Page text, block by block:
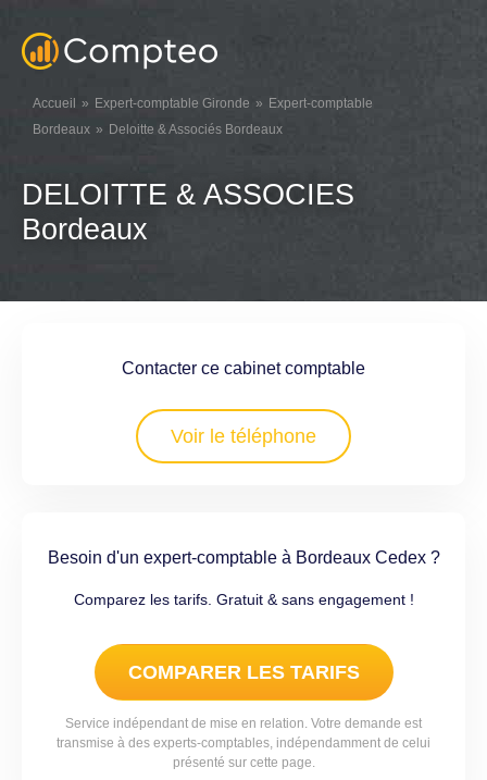
Accueil Expert-comptable Gironde
Expert-comptable
Bordeaux
Deloitte & Associés Bordeaux
DELOITTE & ASSOCIES
Bordeaux
Contacter ce cabinet comptable
Voir le téléphone
Besoin d'un expert-comptable à Bordeaux Cedex ?
Comparez les tarifs. Gratuit & sans engagement !
COMPARER LES TARIFS
Service indépendant de mise en relation. Votre demande est
transmise à des experts-comptables, indépendamment de celui
présenté sur cette page.